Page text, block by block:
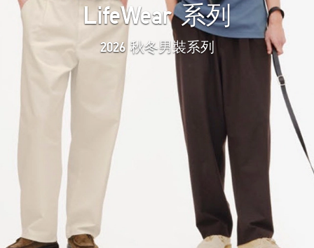
LifeWear 系列
2026 秋冬男裝系列